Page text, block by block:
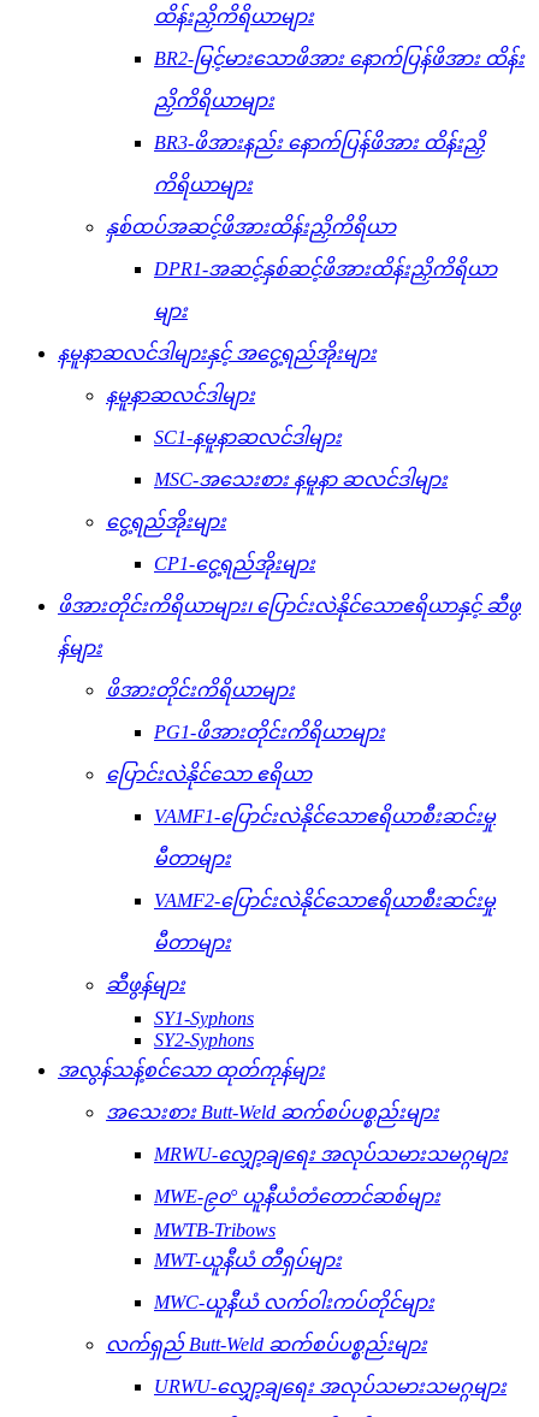
ထိန်းညှိကိရိယာများ
BR2-မြင့်မားသောဖိအား နောက်ပြန်ဖိအား ထိန်း
ညှိကိရိယာများ
BR3-ဖိအားနည်း နောက်ပြန်ဖိအား ထိန်းညှိ
ကိရိယာများ
နှစ်ထပ်အဆင့်ဖိအားထိန်းညှိကိရိယာ
DPR1-အဆင့်နှစ်ဆင့်ဖိအားထိန်းညှိကိရိယာ
များ
နမူနာဆလင်ဒါများနှင့် အငွေ့ရည်အိုးများ
နမူနာဆလင်ဒါများ
SC1-နမူနာဆလင်ဒါများ
MSC-အသေးစား နမူနာ ဆလင်ဒါများ
ငွေ့ရည်အိုးများ
CP1-ငွေ့ရည်အိုးများ
ဖိအားတိုင်းကိရိယာများ၊ ပြောင်းလဲနိုင်သောဧရိယာနှင့် ဆီဖွ
န်များ
ဖိအားတိုင်းကိရိယာများ
PG1-ဖိအားတိုင်းကိရိယာများ
ပြောင်းလဲနိုင်သော ဧရိယာ
VAMF1-ပြောင်းလဲနိုင်သောဧရိယာစီးဆင်းမှု
မီတာများ
VAMF2-ပြောင်းလဲနိုင်သောဧရိယာစီးဆင်းမှု
မီတာများ
ဆီဖွန်များ
SY1-Syphons
SY2-Syphons
အလွန်သန့်စင်သော ထုတ်ကုန်များ
အသေးစား Butt-Weld ဆက်စပ်ပစ္စည်းများ
MRWU-လျှော့ချရေး အလုပ်သမားသမဂ္ဂများ
MWE-၉၀° ယူနီယံတံတောင်ဆစ်များ
MWTB-Tribows
MWT-ယူနီယံ တီရှပ်များ
MWC-ယူနီယံ လက်ဝါးကပ်တိုင်များ
လက်ရှည် Butt-Weld ဆက်စပ်ပစ္စည်းများ
URWU-လျှော့ချရေး အလုပ်သမားသမဂ္ဂများ